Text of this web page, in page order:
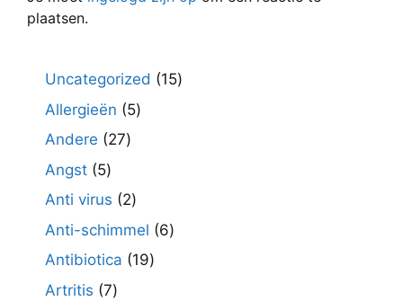
plaatsen.
Uncategorized 1515
Allergieën 55
Andere 2727
Angst 55
producten
Anti virus 22
producten
Anti-schimmel 66
Antibiotica 1919
Artritis 77